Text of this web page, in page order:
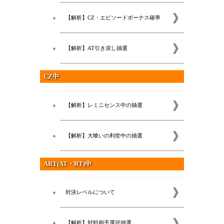
【解析】CZ・エピソードボーナス確率
【解析】AT引き戻し抽選
CZ中
【解析】レミニセンス中の抽選
【解析】大喰いの利世中の抽選
ART(AT・RT)中
対決レベルについて
【解析】対戦相手選択抽選